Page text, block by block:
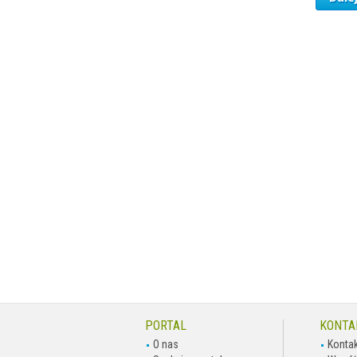
PORTAL
O nas